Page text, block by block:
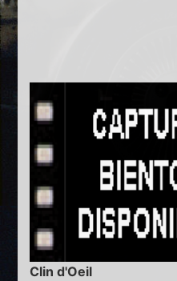
Clin d'Oeil